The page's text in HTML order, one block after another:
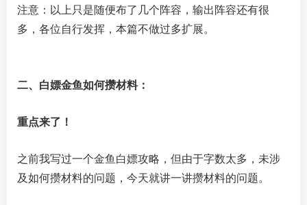
注意：以上只是随便布了几个阵容，输出阵容还有很
多，各位自行发挥，本篇不做过多扩展。
二、白嫖金鱼如何攒材料：
重点来了！
之前我写过一个金鱼白嫖攻略，但由于字数太多，未涉
及如何攒材料的问题，今天就讲一讲攒材料的问题。